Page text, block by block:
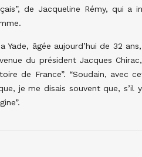
de Jacqueline Rémy, qui a
Yade, âgée aujourd’hui de 32
du président Jacques
de France”. “Soudain, avec
je me disais souvent que, s’il